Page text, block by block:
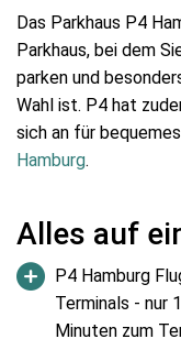
Das Parkhaus P4
Parkhaus, bei dem
parken und
Wahl ist. P4 hat
sich an für
Hamburg.
Alles auf
P4 Hamburg
Terminals - nur
Minuten zum